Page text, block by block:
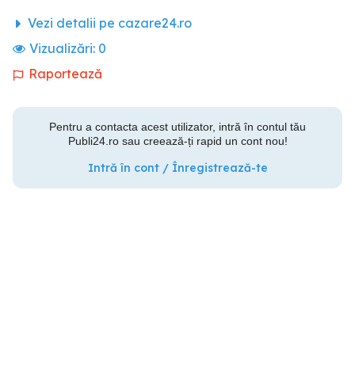
Vezi detalii pe cazare24.ro
Vizualizări: 0
Raportează
Pentru a contacta acest utilizator, intră în contul tău
Publi24.ro sau creează-ți rapid un cont nou!
Intră în cont / Înregistrează-te